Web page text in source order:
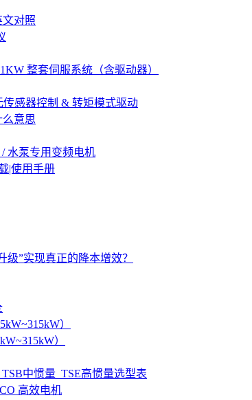
对照
整套伺服系统（含驱动器）
传感器控制 & 转矩模式驱动
意思
水泵专用变频电机
|使用手册
”实现真正的降本增效？
）
）
中惯量_TSE高惯量选型表
高效电机